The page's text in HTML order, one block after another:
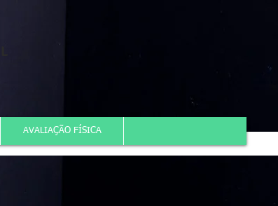
AVALIAÇÃO FÍSICA